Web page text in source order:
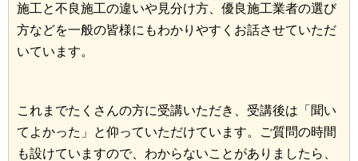
施工と不良施工の違いや見分け方、優良施工業者の選び
方などを一般の皆様にもわかりやすくお話させていただ
いています。
これまでたくさんの方に受講いただき、受講後は「聞い
てよかった」と仰っていただけています。ご質問の時間
も設けていますので、わからないことがありましたら、